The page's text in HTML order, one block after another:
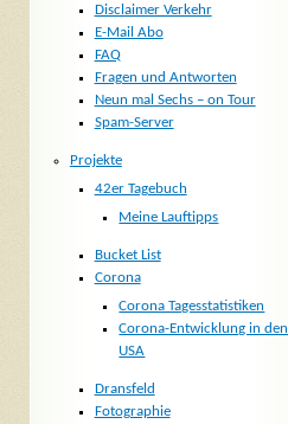
Disclaimer Verkehr
E-Mail Abo
FAQ
Fragen und Antworten
Neun mal Sechs – on Tour
Spam-Server
Projekte
42er Tagebuch
Meine Lauftipps
Bucket List
Corona
Corona Tagesstatistiken
Corona-Entwicklung in den
USA
Dransfeld
Fotographie